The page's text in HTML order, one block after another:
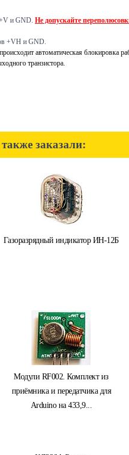
и GND. Не допускайте
+VH и GND.
автоматическая блокировка
транзистора.
заказали:
Газоразрядный индикатор ИН-12Б
Модули RF002. Комплект из
приёмника и передатчика для
Arduino на 433,9...